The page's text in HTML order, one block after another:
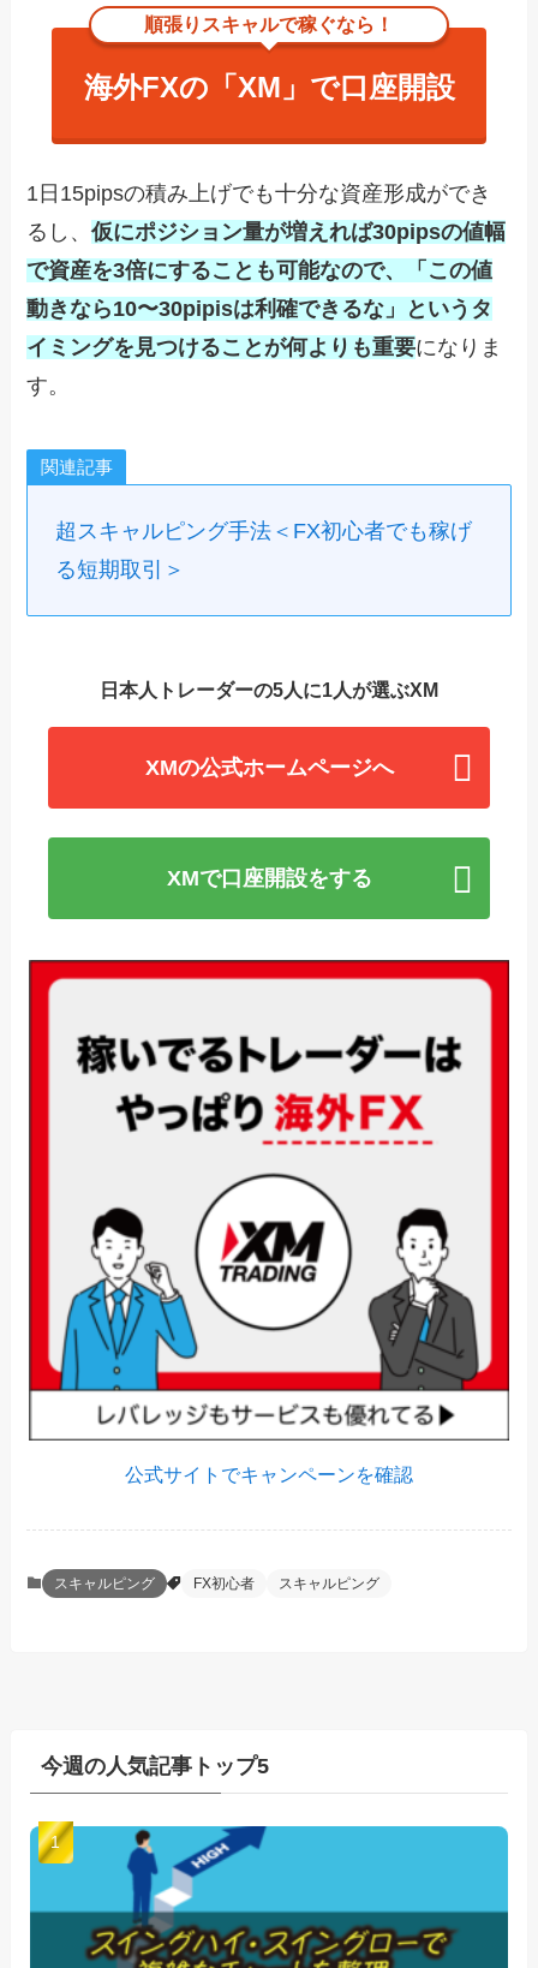
順張りスキャルで稼ぐなら！
海外FXの「XM」で口座開設
1日15pipsの積み上げでも十分な資産形成ができ
るし、仮にポジション量が増えれば30pipsの値幅
で資産を3倍にすることも可能なので、「この値
動きなら10〜30pipisは利確できるな」というタ
イミングを見つけることが何よりも重要になりま
す。
関連記事
超スキャルピング手法＜FX初心者でも稼げ
る短期取引＞
日本人トレーダーの5人に1人が選ぶXM
XMの公式ホームページへ
XMで口座開設をする
公式サイトでキャンペーンを確認
スキャルピング FX初心者 スキャルピング
今週の人気記事トップ5